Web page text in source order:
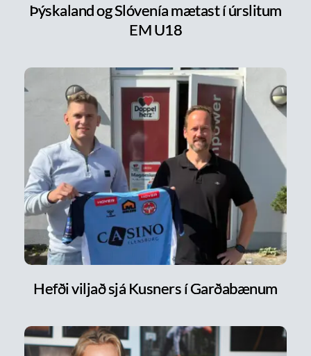
Þýskaland og Slóvenía mætast í úrslitum
EM U18
Hefði viljað sjá Kusners í Garðabænum